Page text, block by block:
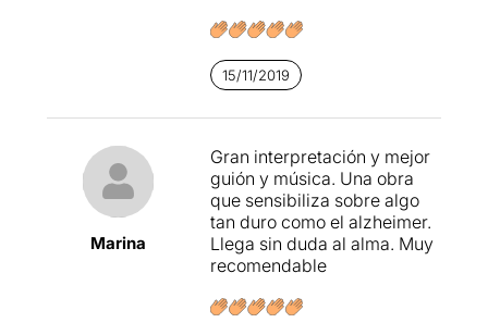
15/11/2019
Marina
Gran interpretación y mejor
guión y música. Una obra
que sensibiliza sobre algo
tan duro como el alzheimer.
Llega sin duda al alma. Muy
recomendable